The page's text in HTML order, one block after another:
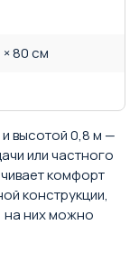
× 80 см
высотой 0,8 м —
или частного
комфорт
конструкции,
на них можно